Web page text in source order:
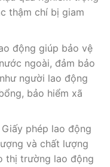
thậm chí bị giam
động giúp bảo vệ
ngoài, đảm bảo
người lao động
bảo hiểm xã
Giấy phép lao động
và chất lượng
thị trường lao động